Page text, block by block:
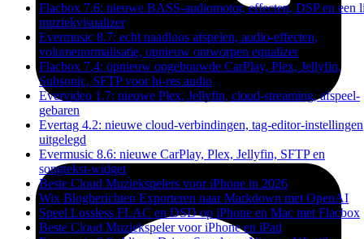
Flacbox 7.6: nieuwe BASS-audiomotor, effecten, DSP en een
muziekvisualizer
Evermusic 8.7: echt naadloos afspelen, audio-effecten,
volumenormalisatie, opnieuw ontworpen equalizer
Flacbox 7.4: opnieuw opgebouwde CarPlay, Plex, Jellyfin,
Subsonic, SFTP voor hi-res audio
Evervideo 1.7: nieuwe Plex, Jellyfin, cloud-streaming, afspeel-
gebaren
Evertag 4.2: nieuwe cloud-verbindingen, tag-editor-instellingen
uitgelegd
Evermusic 8.6: nieuwe CarPlay, Plex, Jellyfin, SFTP en
songtekst-widget
Beste Cloud Muziekspelers voor iPhone in 2026
Wix Blogberichten Exporteren naar Markdown met OpenAI
Speel Lossless FLAC en DSD op iPhone en Mac met Flacbox
Beste Cloud Muziekspeler voor iPhone en iPad